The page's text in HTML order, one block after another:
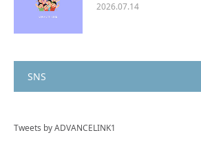
2026.07.14
SNS
Tweets by ADVANCELINK1